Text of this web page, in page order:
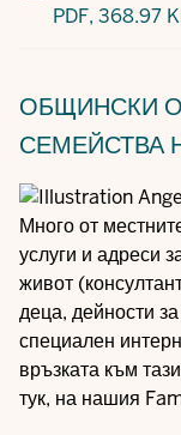
PDF, 368.97
ОБЩИНСКИ
СЕМЕЙСТВА
Много от
услуги и адреси
живот
деца, дейности
специален
връзката към
тук, на нашия